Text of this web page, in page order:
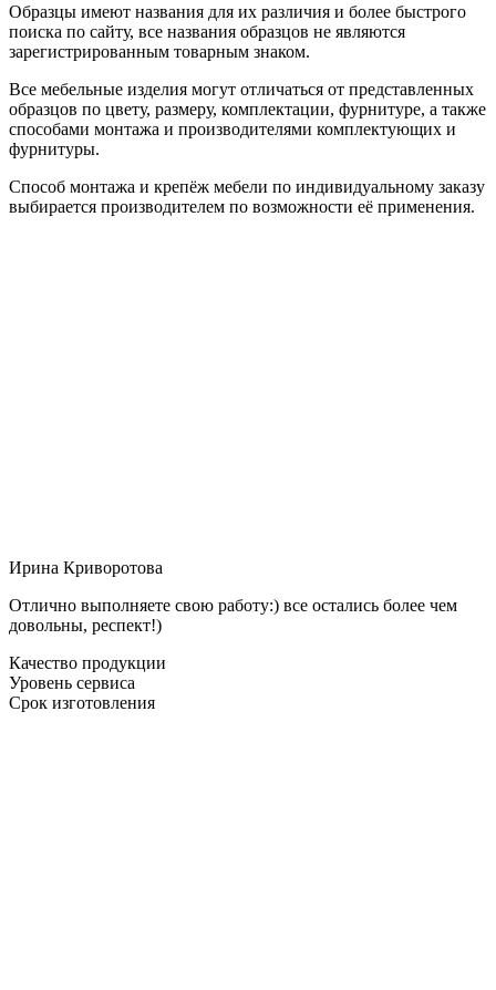
Образцы имеют названия для их различия и более быстрого
поиска по сайту, все названия образцов не являются
зарегистрированным товарным знаком.
Все мебельные изделия могут отличаться от представленных
образцов по цвету, размеру, комплектации, фурнитуре, а также
способами монтажа и производителями комплектующих и
фурнитуры.
Способ монтажа и крепёж мебели по индивидуальному заказу
выбирается производителем по возможности её применения.
Ирина Криворотова
Отлично выполняете свою работу:) все остались более чем
довольны, респект!)
Качество продукции
Уровень сервиса
Срок изготовления